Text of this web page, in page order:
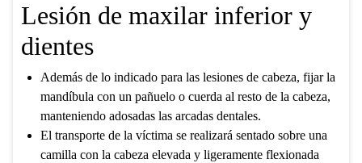
Lesión de maxilar inferior y
dientes
Además de lo indicado para las lesiones de cabeza, fijar la
mandíbula con un pañuelo o cuerda al resto de la cabeza,
manteniendo adosadas las arcadas dentales.
El transporte de la víctima se realizará sentado sobre una
camilla con la cabeza elevada y ligeramente flexionada